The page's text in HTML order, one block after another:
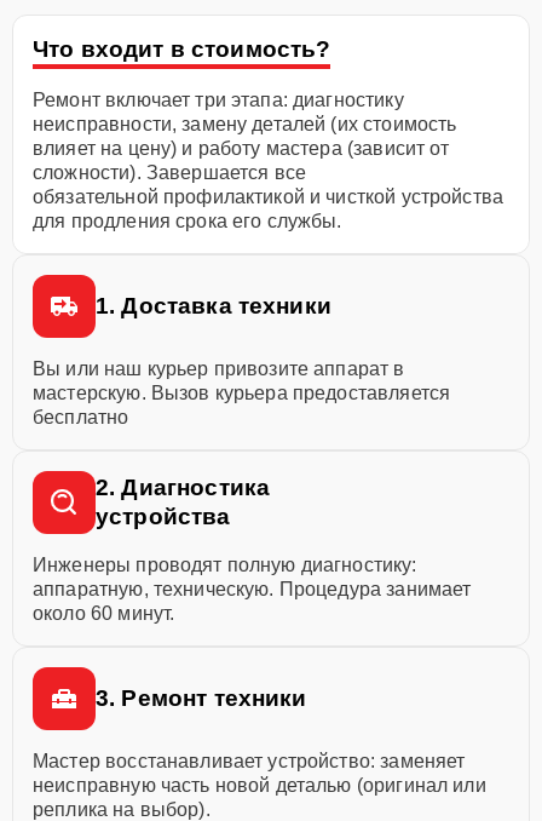
Что входит в стоимость?
Ремонт включает три этапа: диагностику
неисправности, замену деталей (их стоимость
влияет на цену) и работу мастера (зависит от
сложности). Завершается все
обязательной профилактикой и чисткой устройства
для продления срока его службы.
1. Доставка техники
Вы или наш курьер привозите аппарат в
мастерскую. Вызов курьера предоставляется
бесплатно
2. Диагностика
устройства
Инженеры проводят полную диагностику:
аппаратную, техническую. Процедура занимает
около 60 минут.
3. Ремонт техники
Мастер восстанавливает устройство: заменяет
неисправную часть новой деталью (оригинал или
реплика на выбор).